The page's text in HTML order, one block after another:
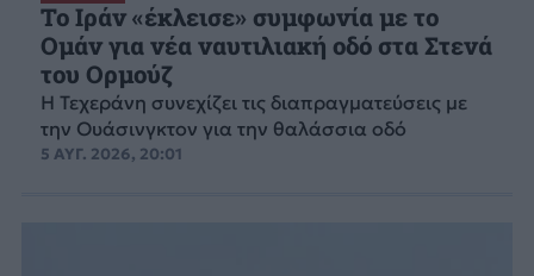
Το Ιράν «έκλεισε» συμφωνία με το
Ομάν για νέα ναυτιλιακή οδό στα Στενά
του Ορμούζ
Η Τεχεράνη συνεχίζει τις διαπραγματεύσεις με
την Ουάσινγκτον για την θαλάσσια οδό
5 ΑΥΓ. 2026, 20:01